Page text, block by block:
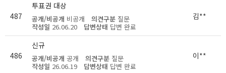
487
투표권 대상
공개/비공개 비공개 의견구분 질문
작성일 26.06.20 답변상태 답변 완료
김**
486
신규
공개/비공개 공개 의견구분 질문
작성일 26.06.19 답변상태 답변 완료
이**